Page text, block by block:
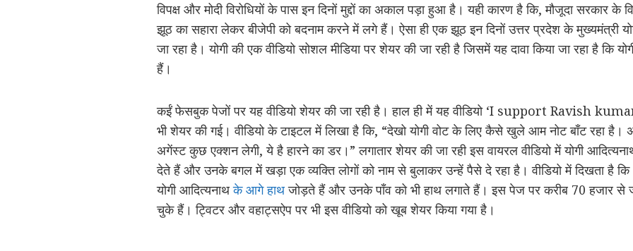
विपक्ष और मोदी विरोधियों के पास इन दिनों मुद्दों का अकाल पड़ा हुआ है। यही कारण है कि, मौजूदा सरकार के
झूठ का सहारा लेकर बीजेपी को बदनाम करने में लगे हैं। ऐसा ही एक झूठ इन दिनों उत्तर प्रदेश के मुख्यमंत्री
जा रहा है। योगी की एक वीडियो सोशल मीडिया पर शेयर की जा रही है जिसमें यह दावा किया जा रहा है कि
हैं।
कईं फेसबुक पेजों पर यह वीडियो शेयर की जा रही है। हाल ही में यह वीडियो ‘I support Ravish
भी शेयर की गई। वीडियो के टाइटल में लिखा है कि, “देखो योगी वोट के लिए कैसे खुले आम नोट बाँट रहा
अगेंस्ट कुछ एक्शन लेगी, ये है हारने का डर।” लगातार शेयर की जा रही इस वायरल वीडियो में योगी
देते हैं और उनके बगल में खड़ा एक व्यक्ति लोगों को नाम से बुलाकर उन्हें पैसे दे रहा है। वीडियो में दिखता है
योगी आदित्यनाथके आगे हाथजोड़ते हैं और उनके पाँव को भी हाथ लगाते हैं। इस पेज पर करीब 70 हजार से
चुके हैं। ट्विटर और वहाट्सऐप पर भी इस वीडियो को खूब शेयर किया गया है।